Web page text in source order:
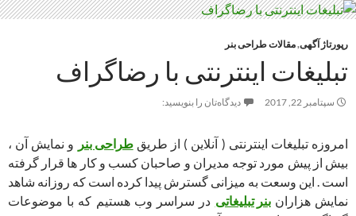
رپورتاژ آگهی,مقالات طراحی بنر
تبلیغات اینترنتی با رضاگراف
سپتامبر 22, 2017 دیدگاه‌تان را بنویسید:
امروزه تبلیغات اینترنتی ( آنلاین ) از طریقطراحی بنر و نمایش آن ،
بیش از پیش مورد توجه مدیران و صاحبان کسب و کار ها قرار گرفته
است . این وسعت به میزانی گسترش پیدا کرده است که روزانه شاهد
نمایش هزارانبنر تبلیغاتی در سراسر وب هستیم که با موضوعات